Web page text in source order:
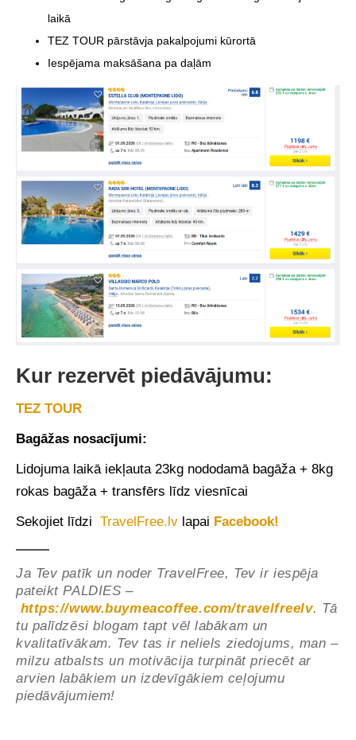
laikā
TEZ TOUR pārstāvja pakalpojumi kūrortā
Iespējama maksāšana pa daļām
Kur rezervēt piedāvājumu:
TEZ TOUR
Bagāžas nosacījumi:
Lidojuma laikā iekļauta 23kg nododamā bagāža + 8kg
rokas bagāža + transfērs līdz viesnīcai
Sekojiet līdzi TravelFree.lv lapai Facebook!
Ja Tev patīk un noder TravelFree, Tev ir iespēja
pateikt PALDIES –
https://www.buymeacoffee.com/travelfreelv. Tā
tu palīdzēsi blogam tapt vēl labākam un
kvalitatīvākam. Tev tas ir neliels ziedojums, man –
milzu atbalsts un motivācija turpināt priecēt ar
arvien labākiem un izdevīgākiem ceļojumu
piedāvājumiem!